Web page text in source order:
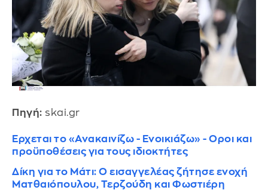
Πηγή: skai.gr
Ερχεται το «Ανακαινίζω - Ενοικιάζω» - Οροι και
προϋποθέσεις για τους ιδιοκτήτες
Δίκη για το Μάτι: Ο εισαγγελέας ζήτησε ενοχή
Ματθαιόπουλου, Τερζούδη και Φωστιέρη